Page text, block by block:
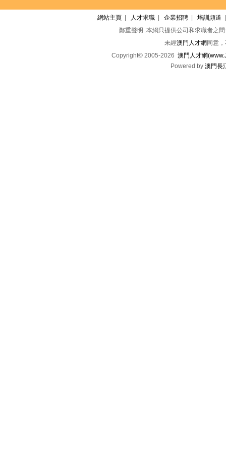
網站主頁 人才求職 企業招聘 培訓頻道
鄭重聲明 :本網只提供公司和求職者之
未經澳門人才網 同意
Copyright© 2005-2026 澳門人才網
Powered by 澳門長